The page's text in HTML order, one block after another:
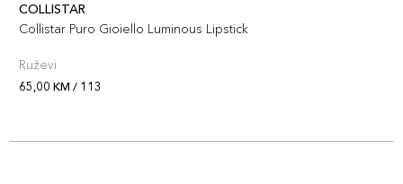
COLLISTAR
Collistar Puro Gioiello Luminous Lipstick
Ruževi
65,00 KM / 113